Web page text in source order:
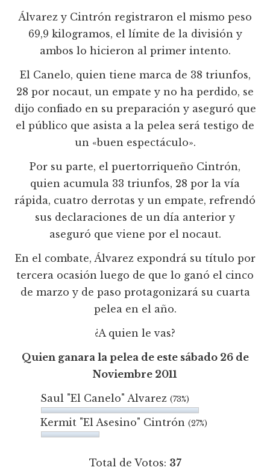
Álvarez y Cintrón registraron el mismo peso
69,9 kilogramos, el límite de la división y
ambos lo hicieron al primer intento.
El Canelo, quien tiene marca de 38 triunfos,
28 por nocaut, un empate y no ha perdido, se
dijo confiado en su preparación y aseguró que
el público que asista a la pelea será testigo de
un «buen espectáculo».
Por su parte, el puertorriqueño Cintrón,
quien acumula 33 triunfos, 28 por la vía
rápida, cuatro derrotas y un empate, refrendó
sus declaraciones de un día anterior y
aseguró que viene por el nocaut.
En el combate, Álvarez expondrá su título por
tercera ocasión luego de que lo ganó el cinco
de marzo y de paso protagonizará su cuarta
pelea en el año.
¿A quien le vas?
Quien ganara la pelea de este sábado 26 de
Noviembre 2011
Saul "El Canelo" Alvarez(73%)
Kermit "El Asesino" Cintrón(27%)
Total de Votos: 37